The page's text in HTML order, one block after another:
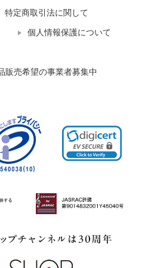
特定商取引法に関して
個人情報保護について
販売希望の事業者募集中